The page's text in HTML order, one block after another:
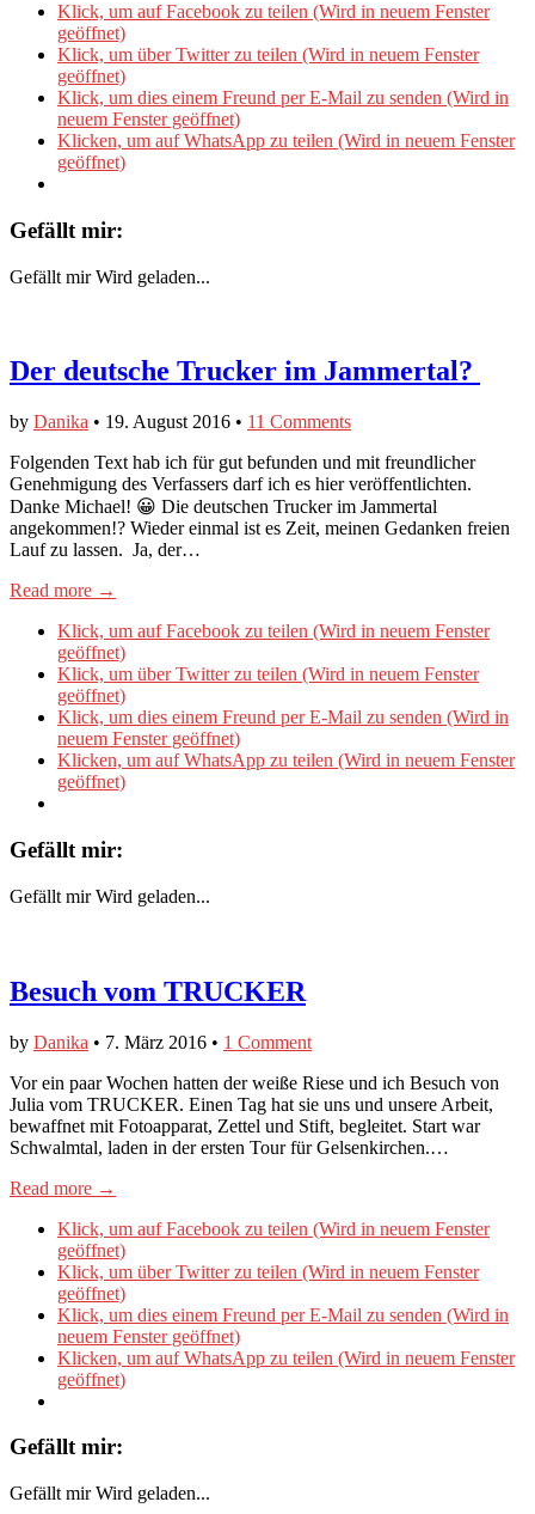
Klick, um auf Facebook zu teilen (Wird in neuem Fenster
geöffnet)
Klick, um über Twitter zu teilen (Wird in neuem Fenster
geöffnet)
Klick, um dies einem Freund per E-Mail zu senden (Wird in
neuem Fenster geöffnet)
Klicken, um auf WhatsApp zu teilen (Wird in neuem Fenster
geöffnet)
Gefällt mir:
Gefällt mir Wird geladen...
Der deutsche Trucker im Jammertal?
by Danika • 19. August 2016 • 11 Comments
​Folgenden Text hab ich für gut befunden und mit freundlicher
Genehmigung des Verfassers darf ich es hier veröffentlichten.
Danke Michael! 😀 Die deutschen Trucker im Jammertal
angekommen!? Wieder einmal ist es Zeit, meinen Gedanken freien
Lauf zu lassen. Ja, der…
Read more →
Klick, um auf Facebook zu teilen (Wird in neuem Fenster
geöffnet)
Klick, um über Twitter zu teilen (Wird in neuem Fenster
geöffnet)
Klick, um dies einem Freund per E-Mail zu senden (Wird in
neuem Fenster geöffnet)
Klicken, um auf WhatsApp zu teilen (Wird in neuem Fenster
geöffnet)
Gefällt mir:
Gefällt mir Wird geladen...
Besuch vom TRUCKER
by Danika • 7. März 2016 • 1 Comment
Vor ein paar Wochen hatten der weiße Riese und ich Besuch von
Julia vom TRUCKER. Einen Tag hat sie uns und unsere Arbeit,
bewaffnet mit Fotoapparat, Zettel und Stift, begleitet. Start war
Schwalmtal, laden in der ersten Tour für Gelsenkirchen.…
Read more →
Klick, um auf Facebook zu teilen (Wird in neuem Fenster
geöffnet)
Klick, um über Twitter zu teilen (Wird in neuem Fenster
geöffnet)
Klick, um dies einem Freund per E-Mail zu senden (Wird in
neuem Fenster geöffnet)
Klicken, um auf WhatsApp zu teilen (Wird in neuem Fenster
geöffnet)
Gefällt mir:
Gefällt mir Wird geladen...